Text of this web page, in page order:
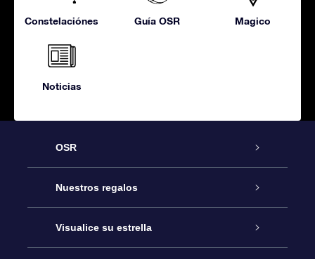
Constelaciónes Guía OSR Magico
Noticias
OSR
Atención
Contáctanos
Nuestros regalos
Regalo Estrella Online
Visualice su estrella